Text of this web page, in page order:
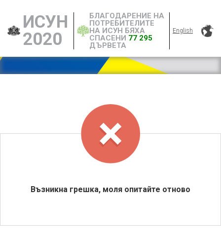
ИСУН
2020
БЛАГОДАРЕНИЕ НА
ПОТРЕБИТЕЛИТЕ
НА ИСУН БЯХА
СПАСЕНИ 77 295
ДЪРВЕТА
English
Възникна грешка, моля опитайте отново